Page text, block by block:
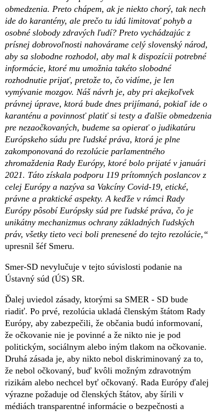
obmedzenia. Preto chápem, ak je niekto chorý, tak nech
ide do karantény, ale prečo tu idú limitovať pohyb a
osobné slobody zdravých ľudí? Preto vychádzajúc z
prísnej dobrovoľnosti nahovárame celý slovenský národ,
aby sa slobodne rozhodol, aby mal k dispozícii potrebné
informácie, ktoré mu umožnia takéto slobodné
rozhodnutie prijať, pretože to, čo vidíme, je len
vymývanie mozgov. Náš návrh je, aby pri akejkoľvek
právnej úprave, ktorá bude dnes prijímaná, pokiaľ ide o
karanténu a povinnosť platiť si testy a ďalšie obmedzenia
pre nezaočkovaných, budeme sa opierať o judikatúru
Európskeho súdu pre ľudské práva, ktorá je plne
zakomponovaná do rezolúcie parlamentného
zhromaždenia Rady Európy, ktoré bolo prijaté v januári
2021. Táto získala podporu 119 prítomných poslancov z
celej Európy a nazýva sa Vakcíny Covid-19, etické,
právne a praktické aspekty. A keďže v rámci Rady
Európy pôsobí Európsky súd pre ľudské práva, čo je
unikátny mechanizmus ochrany základných ľudských
práv, všetky tieto veci boli prenesené do tejto rezolúcie,“
upresnil šéf Smeru.
Smer-SD nevylučuje v tejto súvislosti podanie na
Ústavný súd (ÚS) SR.
Ďalej uviedol zásady, ktorými sa SMER - SD bude
riadiť. Po prvé, rezolúcia ukladá členským štátom Rady
Európy, aby zabezpečili, že občania budú informovaní,
že očkovanie nie je povinné a že nikto nie je pod
politickým, sociálnym alebo iným tlakom na očkovanie.
Druhá zásada je, aby nikto nebol diskriminovaný za to,
že nebol očkovaný, buď kvôli možným zdravotným
rizikám alebo nechcel byť očkovaný. Rada Európy ďalej
výrazne požaduje od členských štátov, aby šírili v
médiách transparentné informácie o bezpečnosti a